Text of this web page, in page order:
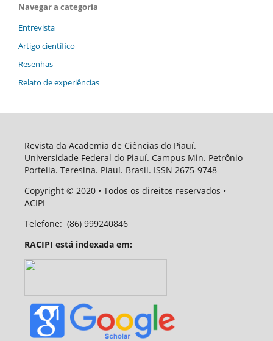
Navegar a categoria
Entrevista
Artigo científico
Resenhas
Relato de experiências
Revista da Academia de Ciências do Piauí.
Universidade Federal do Piauí. Campus Min. Petrônio
Portella. Teresina. Piauí. Brasil. ISSN 2675-9748
Copyright © 2020 • Todos os direitos reservados •
ACIPI
Telefone: (86) 999240846
RACIPI está indexada em: